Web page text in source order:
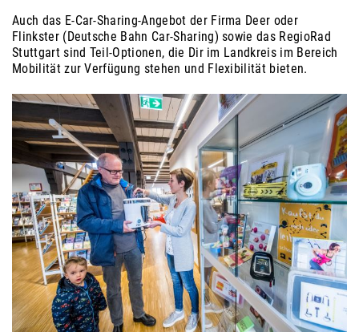
Auch das E-Car-Sharing-Angebot der Firma Deer oder
Flinkster (Deutsche Bahn Car-Sharing) sowie das RegioRad
Stuttgart sind Teil-Optionen, die Dir im Landkreis im Bereich
Mobilität zur Verfügung stehen und Flexibilität bieten.